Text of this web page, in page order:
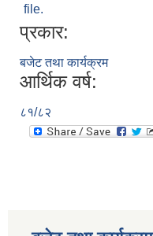
file.
प्रकार:
बजेट तथा कार्यक्रम
आर्थिक वर्ष:
८१/८२